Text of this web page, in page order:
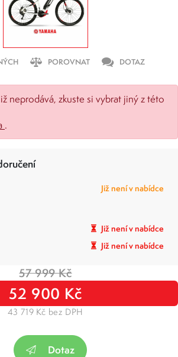
POROVNAT DOTAZ
neprodává, zkuste si vybrat jiný z této
.
Již není v nabídce
Již není v nabídce
Již není v nabídce
57 999 Kč
52 900 Kč
43 719 Kč bez DPH
Dotaz